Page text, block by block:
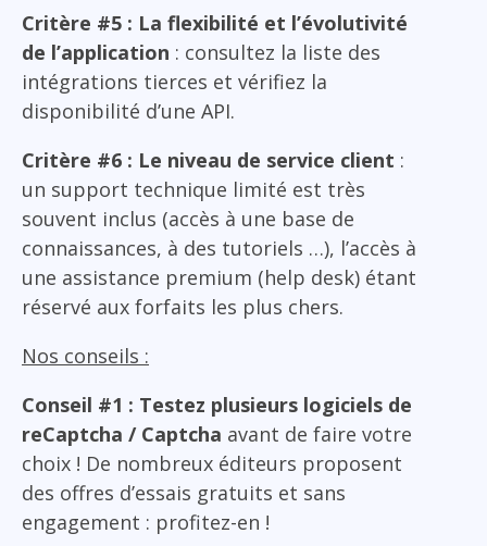
Critère #5 : La flexibilité et l’évolutivité
de l’application : consultez la liste des
intégrations tierces et vérifiez la
disponibilité d’une API.
Critère #6 : Le niveau de service client :
un support technique limité est très
souvent inclus (accès à une base de
connaissances, à des tutoriels …), l’accès à
une assistance premium (help desk) étant
réservé aux forfaits les plus chers.
Nos conseils :
Conseil #1 : Testez plusieurs logiciels de
reCaptcha / Captcha avant de faire votre
choix ! De nombreux éditeurs proposent
des offres d’essais gratuits et sans
engagement : profitez-en !